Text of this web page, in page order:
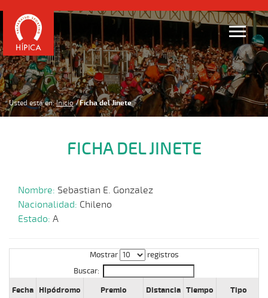
Usted está en: Inicio Ficha del Jinete
FICHA DEL JINETE
Nombre: Sebastian E. Gonzalez
Nacionalidad: Chileno
Estado: A
Mostrar
registros
Buscar:
Fecha
Hipódromo Premio Distancia Tiempo Tipo